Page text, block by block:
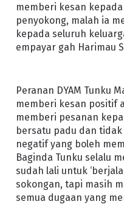
memberi kesan
penyokong, malah ia
kepada seluruh
empayar gah Harimau
Peranan DYAM Tunku
memberi kesan positif
memberi pesanan
bersatu padu dan
negatif yang boleh
Baginda Tunku selalu
sudah lali untuk
sokongan, tapi masih
semua dugaan yang